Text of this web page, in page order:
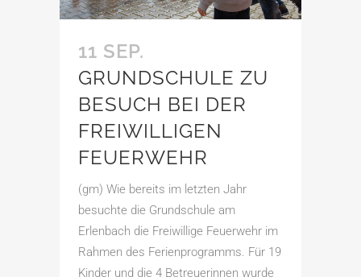
11 SEP.
GRUNDSCHULE ZU
BESUCH BEI DER
FREIWILLIGEN
FEUERWEHR
(gm) Wie bereits im letzten Jahr
besuchte die Grundschule am
Erlenbach die Freiwillige Feuerwehr im
Rahmen des Ferienprogramms. Für 19
Kinder und die 4 Betreuerinnen wurde